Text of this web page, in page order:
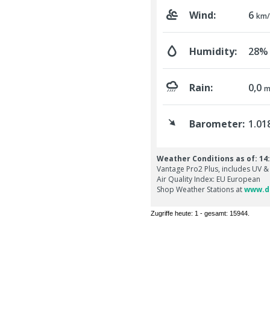
Zugriffe heute: 1 - gesamt: 15944.